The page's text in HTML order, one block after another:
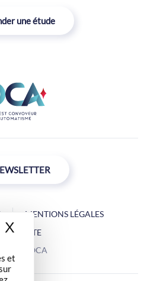
une étude
MENTIONS LÉGALES
DU SITE
© OCA
et
X Masquer le